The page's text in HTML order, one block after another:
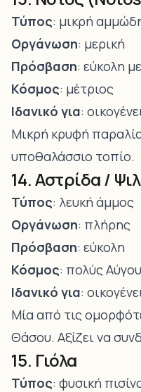
Τύπος: μικρή
Οργάνωση: μερική
Πρόσβαση: εύκολη
Κόσμος: μέτριος
Ιδανικό για:
Μικρή κρυφή
υποθαλάσσιο τοπίο.
14. Αστρίδα /
Τύπος: λευκή άμμος
Οργάνωση: πλήρης
Πρόσβαση: εύκολη
Κόσμος: πολύς
Ιδανικό για:
Μία από τις
Θάσου. Αξίζει να
15. Γιόλα
Τύπος: φυσική